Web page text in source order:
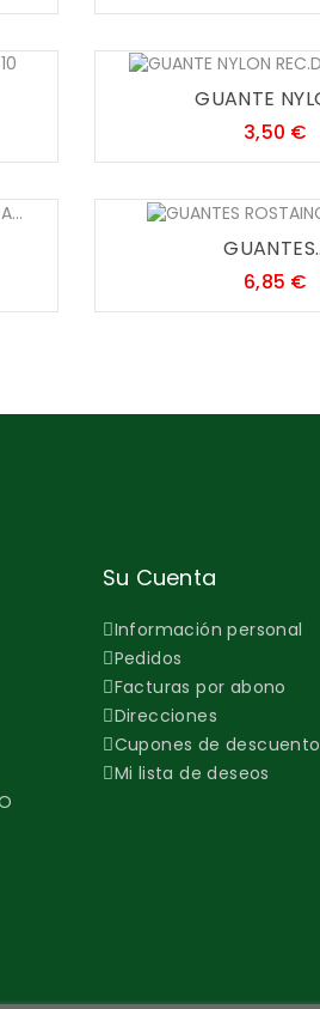
GUANTE
3,50 €
6,85 €
Su Cuenta
Información personal
Pedidos
Facturas por abono
Direcciones
Cupones de descuento
Mi lista de deseos